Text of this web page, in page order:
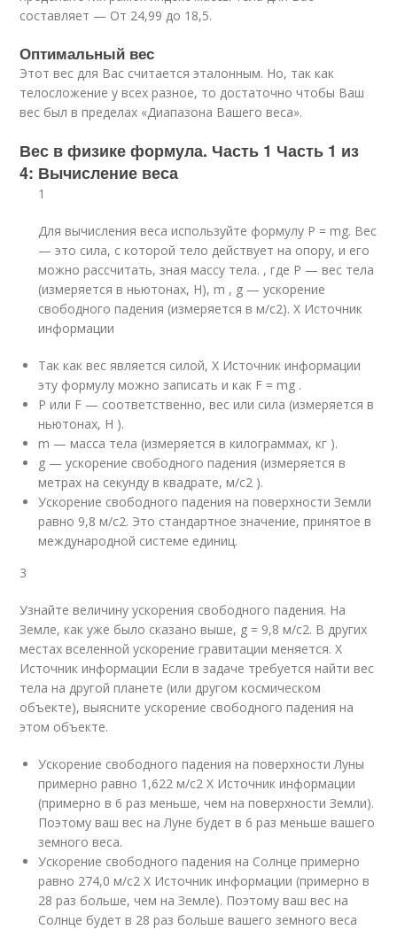
составляет — От 24,99 до 18,5.
Оптимальный вес
Этот вес для Вас считается эталонным. Но, так как
телосложение у всех разное, то достаточно чтобы Ваш
вес был в пределах «Диапазона Вашего веса».
Вес в физике формула. Часть 1 Часть 1 из
4: Вычисление веса
1
Для вычисления веса используйте формулу Р = mg. Вес
— это сила, с которой тело действует на опору, и его
можно рассчитать, зная массу тела. , где Р — вес тела
(измеряется в ньютонах, Н), m , g — ускорение
свободного падения (измеряется в м/с2). X Источник
информации
Так как вес является силой, X Источник информации
эту формулу можно записать и как F = mg .
P или F — соответственно, вес или сила (измеряется в
ньютонах, Н ).
m — масса тела (измеряется в килограммах, кг ).
g — ускорение свободного падения (измеряется в
метрах на секунду в квадрате, м/с2 ).
Ускорение свободного падения на поверхности Земли
равно 9,8 м/с2. Это стандартное значение, принятое в
международной системе единиц.
3
Узнайте величину ускорения свободного падения. На
Земле, как уже было сказано выше, g = 9,8 м/с2. В других
местах вселенной ускорение гравитации меняется. X
Источник информации Если в задаче требуется найти вес
тела на другой планете (или другом космическом
объекте), выясните ускорение свободного падения на
этом объекте.
Ускорение свободного падения на поверхности Луны
примерно равно 1,622 м/с2 X Источник информации
(примерно в 6 раз меньше, чем на поверхности Земли).
Поэтому ваш вес на Луне будет в 6 раз меньше вашего
земного веса.
Ускорение свободного падения на Солнце примерно
равно 274,0 м/с2 X Источник информации (примерно в
28 раз больше, чем на Земле). Поэтому ваш вес на
Солнце будет в 28 раз больше вашего земного веса